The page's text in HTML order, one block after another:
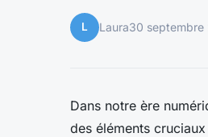
L Laura30
Dans notre ère
des éléments